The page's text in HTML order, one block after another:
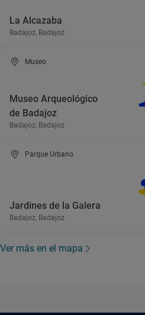
La Alcazaba
Badajoz, Badajoz
Museo
Museo Arqueológico
de Badajoz
Badajoz, Badajoz
Parque Urbano
Jardines de la Galera
Badajoz, Badajoz
Ver más en el mapa